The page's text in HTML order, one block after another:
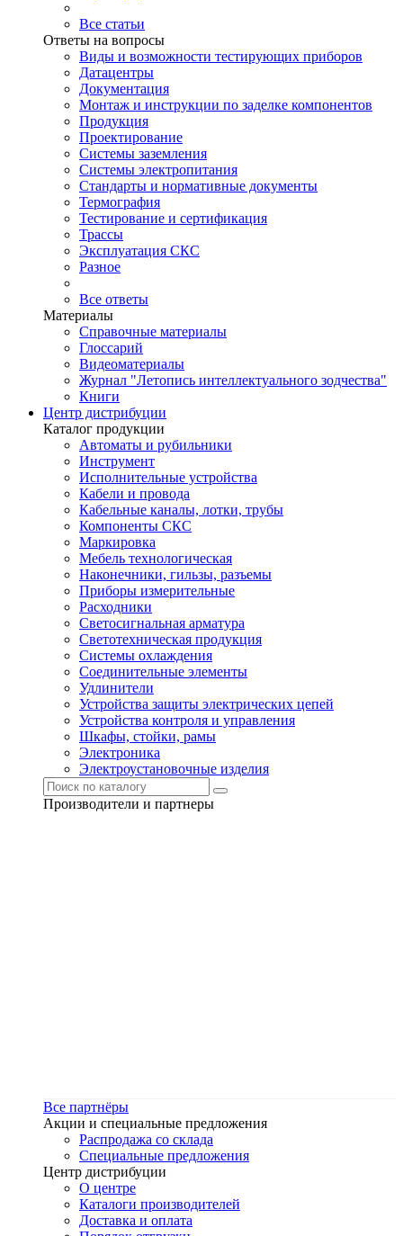
Все статьи
Ответы на вопросы
Виды и возможности тестирующих приборов
Датацентры
Документация
Монтаж и инструкции по заделке компонентов
Продукция
Проектирование
Системы заземления
Системы электропитания
Стандарты и нормативные документы
Термография
Тестирование и сертификация
Трассы
Эксплуатация СКС
Разное
Все ответы
Материалы
Справочные материалы
Глоссарий
Видеоматериалы
Журнал "Летопись интеллектуального зодчества"
Книги
Центр дистрибуции
Каталог продукции
Автоматы и рубильники
Инструмент
Исполнительные устройства
Кабели и провода
Кабельные каналы, лотки, трубы
Компоненты СКС
Маркировка
Мебель технологическая
Наконечники, гильзы, разъемы
Приборы измерительные
Расходники
Светосигнальная арматура
Светотехническая продукция
Системы охлаждения
Соединительные элементы
Удлинители
Устройства защиты электрических цепей
Устройства контроля и управления
Шкафы, стойки, рамы
Электроника
Электроустановочные изделия
Производители и партнеры
Все партнёры
Акции и специальные предложения
Распродажа со склада
Специальные предложения
Центр дистрибуции
О центре
Каталоги производителей
Доставка и оплата